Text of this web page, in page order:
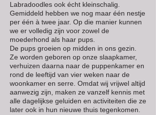
Labradoodles ook écht kleinschalig.
Gemiddeld hebben we nog maar één nestje
per één à twee jaar. Op die manier kunnen
we er volledig zijn voor zowel de
moederhond als haar pups.
De pups groeien op midden in ons gezin.
Ze worden geboren op onze slaapkamer,
verhuizen daarna naar de puppenkamer en
rond de leeftijd van vier weken naar de
woonkamer en serre. Omdat wij vrijwel altijd
aanwezig zijn, maken ze vanzelf kennis met
alle dagelijkse geluiden en activiteiten die ze
later ook in hun nieuwe thuis tegenkomen.